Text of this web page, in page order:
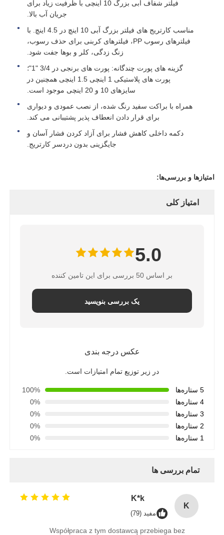
شیر کنترل فیلتر
فشار سنج
فیلتر شفاف آبی بزرگ 10 اینچی با ظرفیت زیاد برای
جریان آب بالا.
مناسب کارتریج های فیلتر بزرگ آبی 10 اینچ در 4.5 اینچ. با
فیلترهای رسوب PP، فیلترهای کربنی برای حذف رسوب،
زنگ زدگی، کلر و بوها جفت شود.
گزینه های پورت چندگانه: پورت های برنجی در 3/4 "1"؛
پورت های پلاستیکی 1 اینچی 1.5 اینچی همچنین در
سایزهای 10 و 20 اینچی موجود است.
همراه با براکت سفید رنگ شده، از نصب عمودی و دیواری
برای قرار دادن انعطاف پذیر پشتیبانی می کند.
دکمه داخلی کاهش فشار برای آزاد کردن فشار آسان و
جایگزینی بدون دردسر کارتریج.
امتیازها و بررسی‌ها:
امتیاز کلی
5.0
بر اساس 50 بررسی برای این تامین کننده
یک بررسی بنویسید
عکس درجه بندی
در زیر توزیع تمام امتیازات است.
5 ستاره‌ها
100%
4 ستاره‌ها
0%
3 ستاره‌ها
0%
2 ستاره‌ها
0%
1 ستاره‌ها
0%
تمام بررسی ها
K
K*k
مفید (79)
Współpraca z tym dostawcą przebiega bez